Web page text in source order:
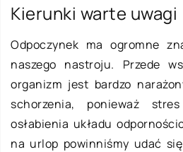
Kierunki warte uwagi
Odpoczynek ma ogromne
naszego nastroju. Przede
organizm jest bardzo
schorzenia, ponieważ
osłabienia układu
na urlop powinniśmy udać